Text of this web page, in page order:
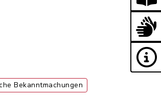
Bekanntmachungen